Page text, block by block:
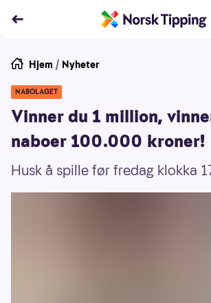
Hjem / Nyheter
NABOLAGET
Vinner du 1 million,
naboer 100.000 kroner!
Husk å spille før fredag klokka